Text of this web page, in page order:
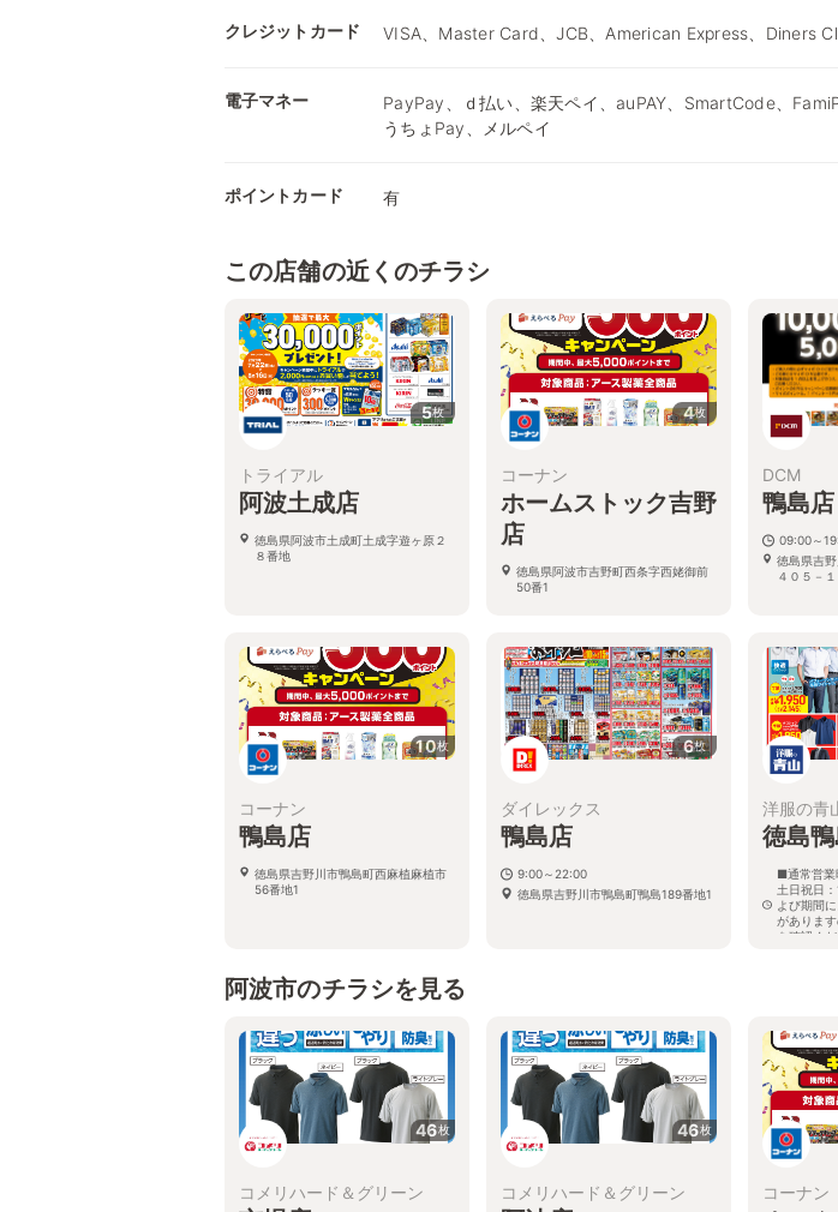
クレジットカード VISA、Master Card、JCB、American Express、Diners
電子マネー
PayPay、ｄ払い、楽天ペイ、auPAY、SmartCode、
うちょPay、メルペイ
ポイントカード 有
この店舗の近くのチラシ
5枚
トライアル
阿波土成店
徳島県阿波市土成町土成字遊ヶ原２
８番地
4枚
コーナン
ホームストック吉野
店
徳島県阿波市吉野町西条字西姥御前
50番1
DCM
鴨島店
09:00～
徳島県吉
４０５－１
10枚
コーナン
鴨島店
徳島県吉野川市鴨島町西麻植麻植市
56番地1
6枚
ダイレックス
鴨島店
9:00～22:00
徳島県吉野川市鴨島町鴨島189番地1
洋服の青
徳島
■通常営業
土日祝日
よび期間
がありま
を確認くだ
阿波市のチラシを見る
46枚
コメリハード＆グリーン
46枚
コメリハード＆グリーン コーナン